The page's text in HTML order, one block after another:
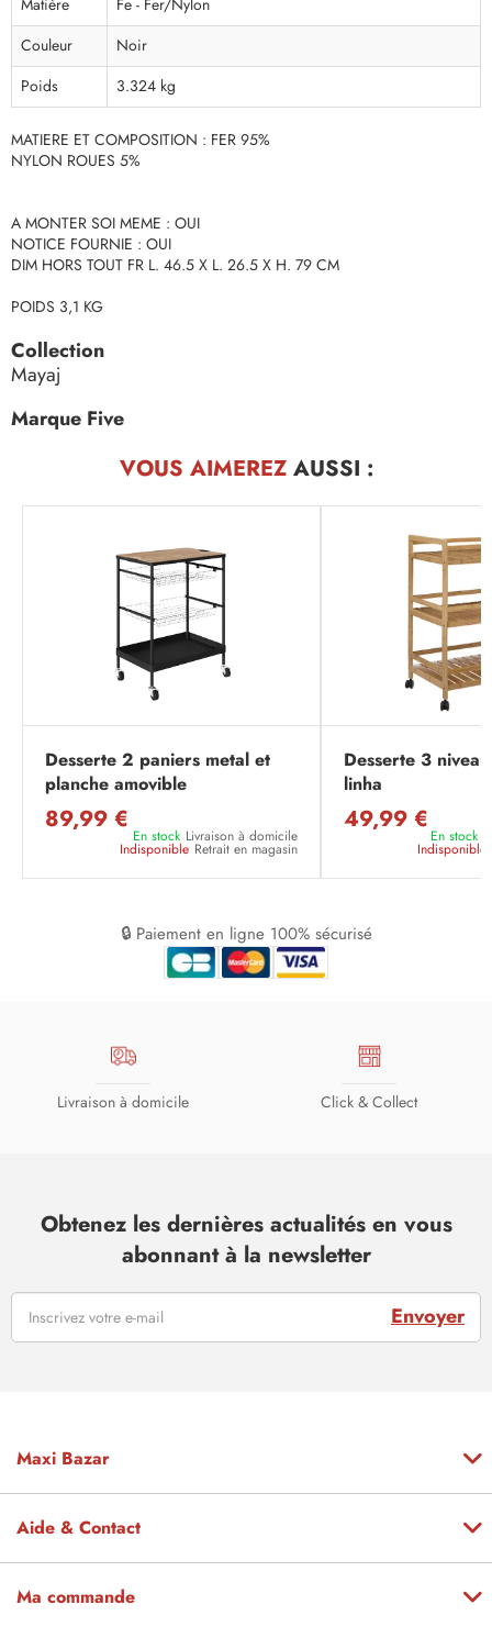
Matière
Fe - Fer/Nylon
Couleur
Noir
Poids
3.324 kg
MATIERE ET COMPOSITION : FER 95%
NYLON ROUES 5%
A MONTER SOI MEME : OUI
NOTICE FOURNIE : OUI
DIM HORS TOUT FR L. 46.5 X L. 26.5 X H. 79 CM
POIDS 3,1 KG
Collection
Mayaj
Marque Five
VOUS AIMEREZAUSSI :
Desserte 2 paniers metal et
planche amovible
89,99 €
En stock Livraison à domicile
Indisponible Retrait en magasin
Desserte 3
linha
49,99 €
En stock
Indisponible
🔒 Paiement en ligne 100% sécurisé
Livraison à domicile Click & Collect
Obtenez les dernières actualités en vous
abonnant à la newsletter
Envoyer
Maxi Bazar
Aide & Contact
Ma commande